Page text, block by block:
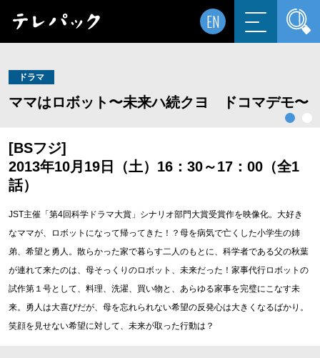
EN
ドラマ
ママはロボット〜未来ハ続クヨ ドコマデモ〜
[BSフジ]
2013年10月19日（土）16：30～17：00（全1
話）
JST主催「第4回科学ドラマ大賞」シナリオ部門大賞受賞作を映像化。大好き
なママが、ロボットになって帰ってきた！？母を病気で亡くした小学生の姉
弟、希望と勇人。散らかった家で暮らす二人のもとに、科学者である父の秋葉
が連れて来たのは、母そっくりのロボット、未来だった！家事代行ロボットの
試作第１号として、料理、洗濯、買い物と、あらゆる家事を完璧にこなす未
来。勇人は大喜びだが、母を忘れられない希望の反発心は大きくなるばかり。
笑顔を見せない希望に対して、未来が取った行動は？